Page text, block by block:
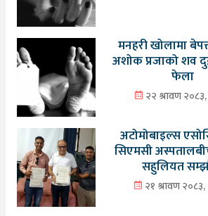
मनहरी खोलामा
अशोक प्रजाको शव
फेला
२२ श्रावण
अटोमोबाइल्स
सिएमसी
सहुलियत
२१ श्रावण